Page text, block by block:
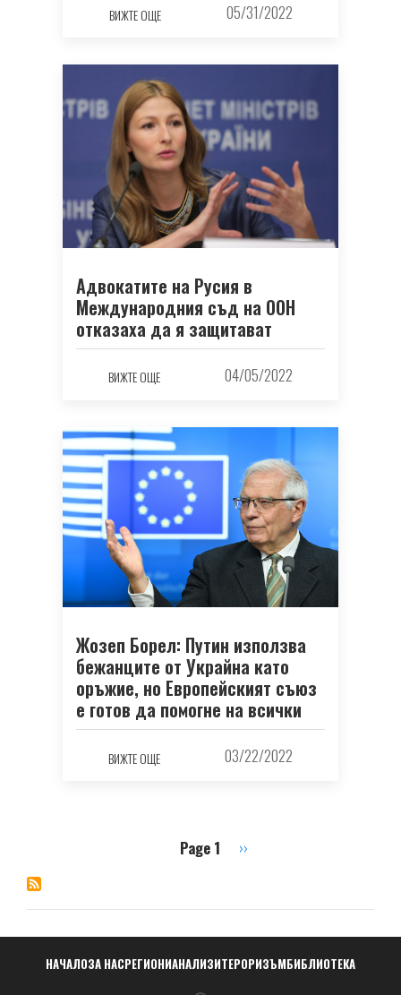
ВИЖТЕ ОЩЕ 05/31/2022
Адвокатите на Русия в
Международния съд на ООН
отказаха да я защитават
ВИЖТЕ ОЩЕ 04/05/2022
Жозеп Борел: Путин използва
бежанците от Украйна като
оръжие, но Европейският съюз
е готов да помогне на всички
ВИЖТЕ ОЩЕ 03/22/2022
Page 1
Next
››
Навигация
НАЧАЛОЗА НАСРЕГИОНИАНАЛИЗИТЕРОРИЗЪМБИБЛИОТЕКА